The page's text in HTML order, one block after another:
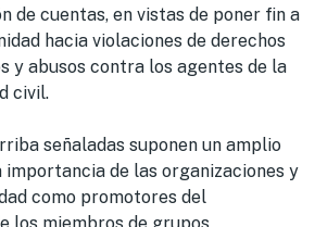
de cuentas, en vistas de poner fin a
hacia violaciones de derechos
y abusos contra los agentes de la
civil.
señaladas suponen un amplio
de las organizaciones y
como promotores del